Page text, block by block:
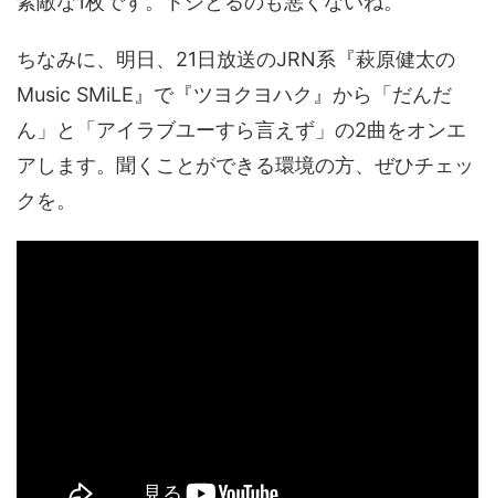
ちなみに、明日、21日放送のJRN系『萩原健太の
Music SMiLE』で『ツヨクヨハク』から「だんだ
ん」と「アイラブユーすら言えず」の2曲をオンエ
アします。聞くことができる環境の方、ぜひチェッ
クを。